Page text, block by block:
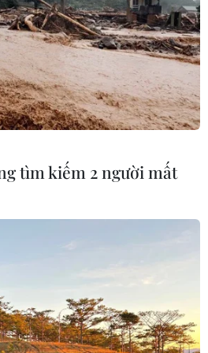
ĐT161 ở Lào
hoàn thiện dự
Long Thành
án cao tốc
tháng 9
lộ 1 đoạn
tìm kiếm 2 người mất